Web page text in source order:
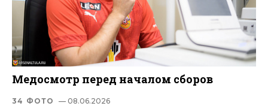
Медосмотр перед началом сборов
34 ФОТО — 08.06.2026